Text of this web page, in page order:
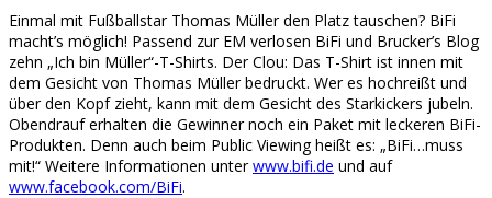
Einmal mit Fußballstar Thomas Müller den Platz tauschen? BiFi
macht’s möglich! Passend zur EM verlosen BiFi und Brucker’s Blog
zehn „Ich bin Müller“-T-Shirts. Der Clou: Das T-Shirt ist innen mit
dem Gesicht von Thomas Müller bedruckt. Wer es hochreißt und
über den Kopf zieht, kann mit dem Gesicht des Starkickers jubeln.
Obendrauf erhalten die Gewinner noch ein Paket mit leckeren BiFi-
Produkten. Denn auch beim Public Viewing heißt es: „BiFi…muss
mit!“ Weitere Informationen unterwww.bifi.de und auf
www.facebook.com/BiFi.